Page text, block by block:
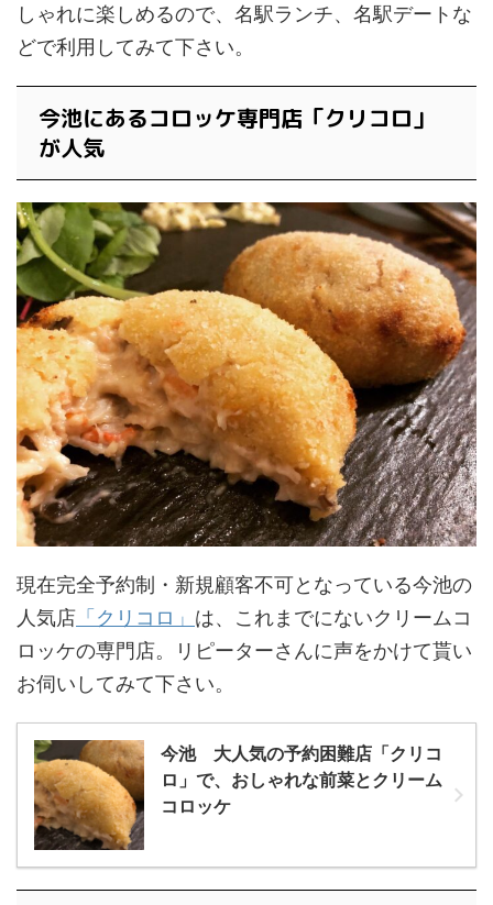
しゃれに楽しめるので、名駅ランチ、名駅デートな
どで利用してみて下さい。
今池にあるコロッケ専門店「クリコロ」
が人気
現在完全予約制・新規顧客不可となっている今池の
人気店 「クリコロ」 は、これまでにないクリームコ
ロッケの専門店。リピーターさんに声をかけて貰い
お伺いしてみて下さい。
今池 大人気の予約困難店「クリコ
ロ」で、おしゃれな前菜とクリーム
コロッケ